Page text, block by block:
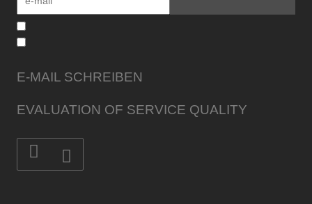
E-MAIL SCHREIBEN
EVALUATION OF SERVICE QUALITY